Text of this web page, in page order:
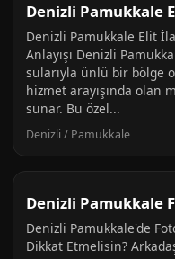
Denizli Pamukkale
Denizli Pamukkale Elit
Anlayışı Denizli
sularıyla ünlü bir bölge
hizmet arayışında olan
sunar. Bu özel...
Denizli / Pamukkale
Denizli Pamukkale
Denizli Pamukkale'de
Dikkat Etmelisin?